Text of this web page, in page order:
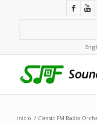
Inicio / Classic FM Radio